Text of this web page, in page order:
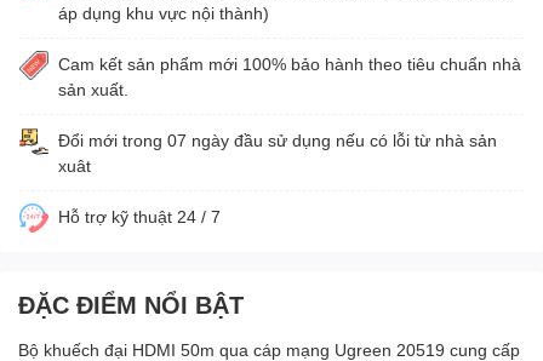
áp dụng khu vực nội thành)
Cam kết sản phẩm mới 100% bảo hành theo tiêu chuẩn nhà
sản xuất.
Đổi mới trong 07 ngày đầu sử dụng nếu có lỗi từ nhà sản
xuât
Hỗ trợ kỹ thuật 24 / 7
ĐẶC ĐIỂM NỔI BẬT
Bộ khuếch đại HDMI 50m qua cáp mạng Ugreen 20519 cung cấp